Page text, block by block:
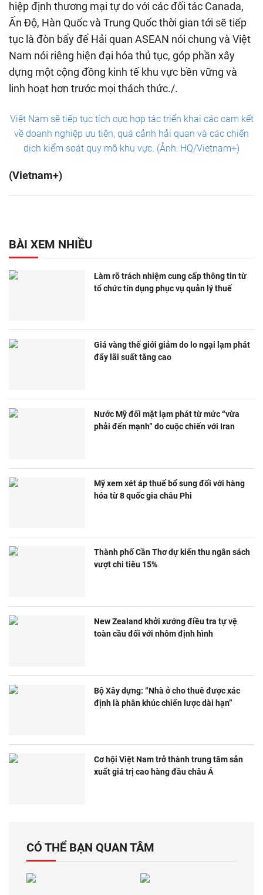
hiệp định thương mại tự do với các đối tác Canada,
Ấn Độ, Hàn Quốc và Trung Quốc thời gian tới sẽ tiếp
tục là đòn bẩy để Hải quan ASEAN nói chung và Việt
Nam nói riêng hiện đại hóa thủ tục, góp phần xây
dựng một cộng đồng kinh tế khu vực bền vững và
linh hoạt hơn trước mọi thách thức./.
Việt Nam sẽ tiếp tục tích cực hợp tác triển khai các cam kết
về doanh nghiệp ưu tiên, quá cảnh hải quan và các chiến
dịch kiểm soát quy mô khu vực. (Ảnh: HQ/Vietnam+)
(Vietnam+)
BÀI XEM NHIỀU
Làm rõ trách nhiệm cung cấp thông tin từ
tổ chức tín dụng phục vụ quản lý thuế
Giá vàng thế giới giảm do lo ngại lạm phát
đẩy lãi suất tăng cao
Nước Mỹ đối mặt lạm phát từ mức “vừa
phải đến mạnh” do cuộc chiến với Iran
Mỹ xem xét áp thuế bổ sung đối với hàng
hóa từ 8 quốc gia châu Phi
Thành phố Cần Thơ dự kiến thu ngân sách
vượt chi tiêu 15%
New Zealand khởi xướng điều tra tự vệ
toàn cầu đối với nhôm định hình
Bộ Xây dựng: “Nhà ở cho thuê được xác
định là phân khúc chiến lược dài hạn”
Cơ hội Việt Nam trở thành trung tâm sản
xuất giá trị cao hàng đầu châu Á
CÓ THỂ BẠN QUAN TÂM